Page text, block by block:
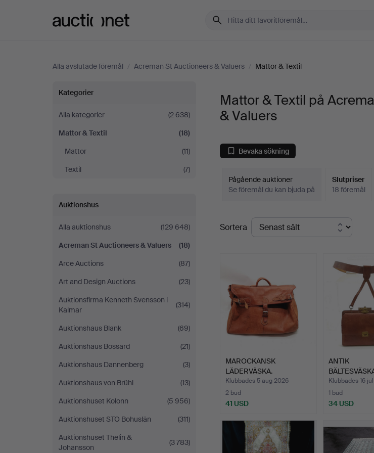
Alla avslutade föremål / Acreman St Auctioneers & Valuers / Mattor & Textil
Mattor
&
Textil
på
St
Auctioneers
&
Valuers
Kategorier
Alla kategorier
(2 638)
Mattor & Textil
(18)
Mattor
(11)
Textil
(7)
Auktionshus
Alla auktionshus
(129 648)
Acreman St Auctioneers & Valuers
(18)
Arce Auctions
(87)
Art and Design Auctions
(23)
Auktionsfirma Kenneth Svensson i
Kalmar
(314)
Auktionshaus Blank
(69)
Auktionshaus Bossard
(21)
Auktionshaus Dannenberg
(3)
Auktionshaus von Brühl
(13)
Auktionshuset Kolonn
(5 956)
Auktionshuset STO Bohuslän
(311)
Auktionshuset Thelin &
Johansson
(3 783)
Mattor & Textil på
& Valuers
Bevaka sökning
Pågående auktioner
Se föremål du kan bjuda på
Slutpriser
18 föremål
Slutpriser
Sortera
MAROCKANSK
LÄDERVÄSKA.
Klubbades 5 aug 2026
2 bud
41 USD
ANTIK
BRUNT
Klubbades 16
1 bud
34 USD